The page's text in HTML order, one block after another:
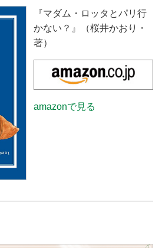
『マダム・ロッタとパリ行
かない？』（桜井かおり・
著）
amazonで見る